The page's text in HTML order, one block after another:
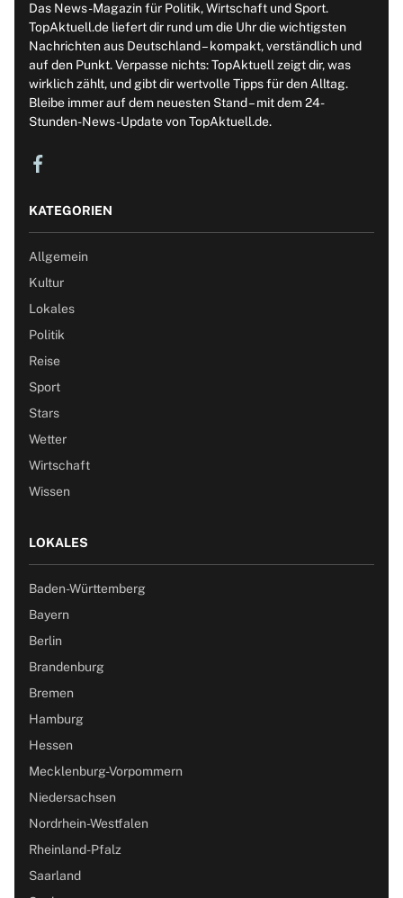
Das News-Magazin für Politik, Wirtschaft und Sport.
TopAktuell.de liefert dir rund um die Uhr die wichtigsten
Nachrichten aus Deutschland – kompakt, verständlich und
auf den Punkt. Verpasse nichts: TopAktuell zeigt dir, was
wirklich zählt, und gibt dir wertvolle Tipps für den Alltag.
Bleibe immer auf dem neuesten Stand – mit dem 24-
Stunden-News-Update von TopAktuell.de.
KATEGORIEN
Allgemein
Kultur
Lokales
Politik
Reise
Sport
Stars
Wetter
Wirtschaft
Wissen
LOKALES
Baden-Württemberg
Bayern
Berlin
Brandenburg
Bremen
Hamburg
Hessen
Mecklenburg-Vorpommern
Niedersachsen
Nordrhein-Westfalen
Rheinland-Pfalz
Saarland